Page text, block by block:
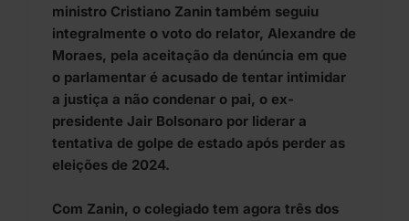
ministro Cristiano Zanin também seguiu
integralmente o voto do relator, Alexandre de
Moraes, pela aceitação da denúncia em que
o parlamentar é acusado de tentar intimidar
a justiça a não condenar o pai, o ex-
presidente Jair Bolsonaro por liderar a
tentativa de golpe de estado após perder as
eleições de 2024.
Com Zanin, o colegiado tem agora três dos